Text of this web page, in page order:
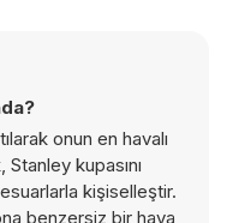
onun en havalı
kupasını
kişiselleştir.
benzersiz bir hava